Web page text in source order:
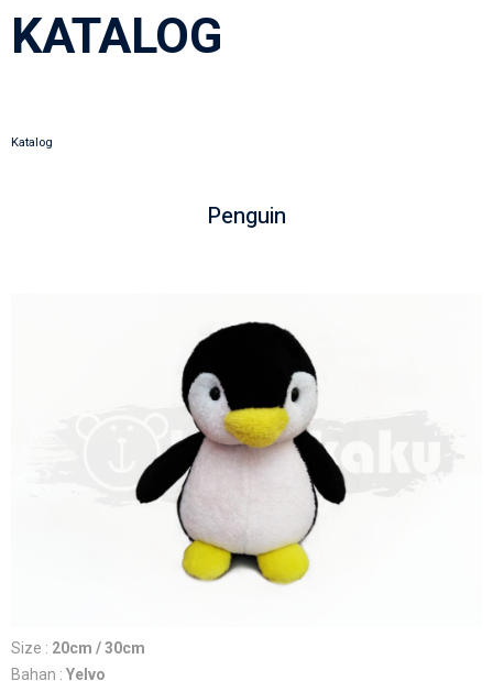
KATALOG
Katalog
Penguin
Size : 20cm / 30cm
Bahan : Yelvo